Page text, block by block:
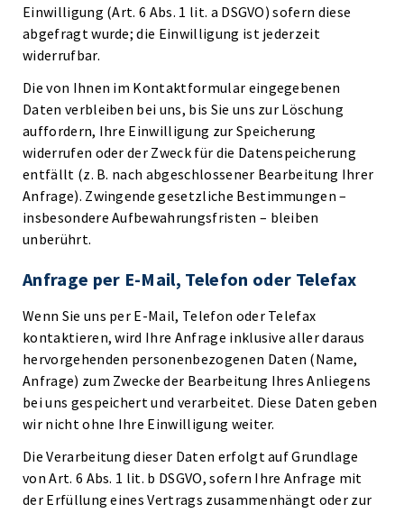
Einwilligung (Art. 6 Abs. 1 lit. a DSGVO) sofern diese
abgefragt wurde; die Einwilligung ist jederzeit
widerrufbar.
Die von Ihnen im Kontaktformular eingegebenen
Daten verbleiben bei uns, bis Sie uns zur Löschung
auffordern, Ihre Einwilligung zur Speicherung
widerrufen oder der Zweck für die Datenspeicherung
entfällt (z. B. nach abgeschlossener Bearbeitung Ihrer
Anfrage). Zwingende gesetzliche Bestimmungen –
insbesondere Aufbewahrungsfristen – bleiben
unberührt.
Anfrage per E-Mail, Telefon oder Telefax
Wenn Sie uns per E-Mail, Telefon oder Telefax
kontaktieren, wird Ihre Anfrage inklusive aller daraus
hervorgehenden personenbezogenen Daten (Name,
Anfrage) zum Zwecke der Bearbeitung Ihres Anliegens
bei uns gespeichert und verarbeitet. Diese Daten geben
wir nicht ohne Ihre Einwilligung weiter.
Die Verarbeitung dieser Daten erfolgt auf Grundlage
von Art. 6 Abs. 1 lit. b DSGVO, sofern Ihre Anfrage mit
der Erfüllung eines Vertrags zusammenhängt oder zur